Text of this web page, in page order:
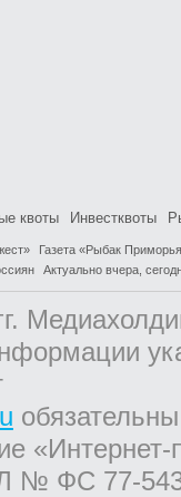
квоты Инвестквоты
Газета «Рыбак
Актуально вчера,
№ ФС 77-